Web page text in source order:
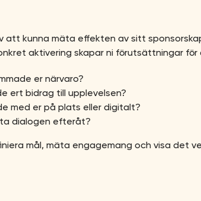
att kunna mäta effekten av sitt
aktivering skapar ni förutsättningar
er närvaro?
ert bidrag till upplevelsen?
med er på plats eller digitalt?
dialogen efteråt?
mål, mäta engagemang och visa det